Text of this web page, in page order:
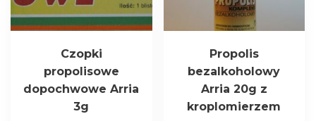
Czopki
propolisowe
dopochwowe Arria
3g
Propolis
bezalkoholowy
Arria 20g z
kroplomierzem